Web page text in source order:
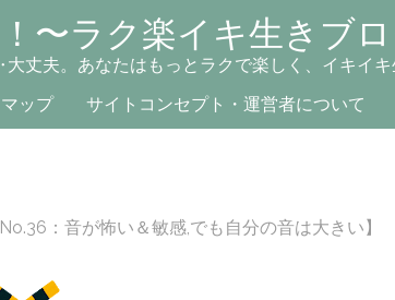
〜ラク楽イキ生きブ
丈夫。あなたはもっとラクで楽しく、イキイキ
ップ サイトコンセプト・運営者について
：音が怖い＆敏感,でも自分の音は大きい】